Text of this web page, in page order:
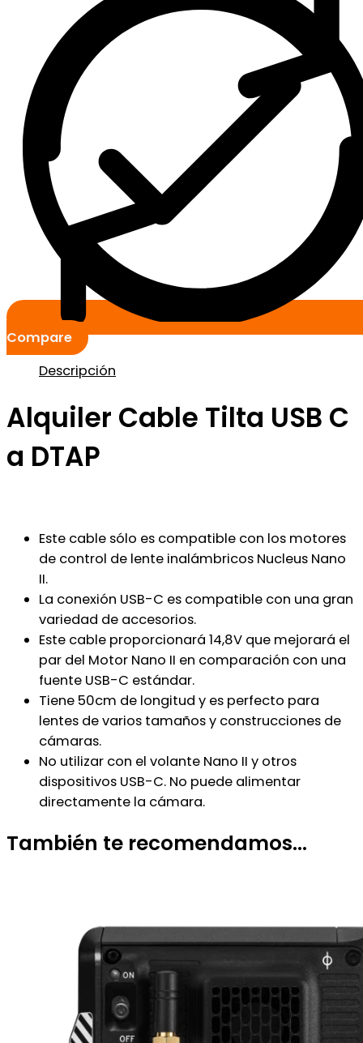
Compare
Descripción
Alquiler Cable Tilta USB C
a DTAP
Este cable sólo es compatible con los motores
de control de lente inalámbricos Nucleus Nano
II.
La conexión USB-C es compatible con una gran
variedad de accesorios.
Este cable proporcionará 14,8V que mejorará el
par del Motor Nano II en comparación con una
fuente USB-C estándar.
Tiene 50cm de longitud y es perfecto para
lentes de varios tamaños y construcciones de
cámaras.
No utilizar con el volante Nano II y otros
dispositivos USB-C. No puede alimentar
directamente la cámara.
También te recomendamos…